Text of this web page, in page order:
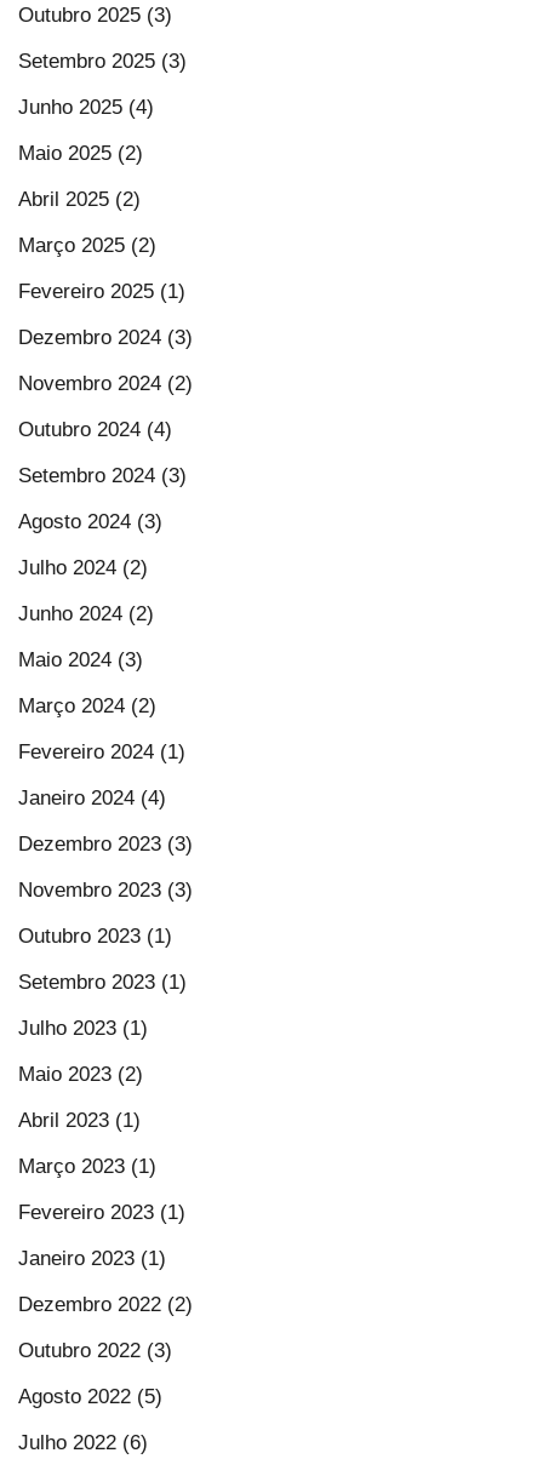
Outubro 2025 (3)
Setembro 2025 (3)
Junho 2025 (4)
Maio 2025 (2)
Abril 2025 (2)
Março 2025 (2)
Fevereiro 2025 (1)
Dezembro 2024 (3)
Novembro 2024 (2)
Outubro 2024 (4)
Setembro 2024 (3)
Agosto 2024 (3)
Julho 2024 (2)
Junho 2024 (2)
Maio 2024 (3)
Março 2024 (2)
Fevereiro 2024 (1)
Janeiro 2024 (4)
Dezembro 2023 (3)
Novembro 2023 (3)
Outubro 2023 (1)
Setembro 2023 (1)
Julho 2023 (1)
Maio 2023 (2)
Abril 2023 (1)
Março 2023 (1)
Fevereiro 2023 (1)
Janeiro 2023 (1)
Dezembro 2022 (2)
Outubro 2022 (3)
Agosto 2022 (5)
Julho 2022 (6)